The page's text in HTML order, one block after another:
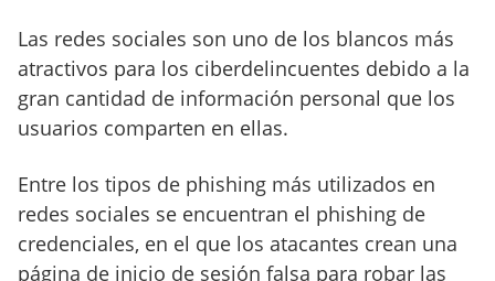
Las redes sociales son uno de los blancos más
atractivos para los ciberdelincuentes debido a la
gran cantidad de información personal que los
usuarios comparten en ellas.
Entre los tipos de phishing más utilizados en
redes sociales se encuentran el phishing de
credenciales, en el que los atacantes crean una
página de inicio de sesión falsa para robar las